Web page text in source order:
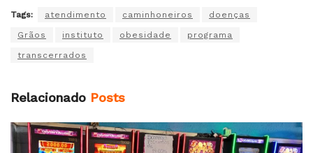
Tags: atendimento caminhoneiros doenças
Grãos instituto obesidade programa
transcerrados
Relacionado Posts